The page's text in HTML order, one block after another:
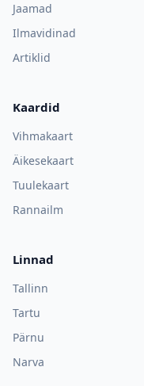
Jaamad
Ilmavidinad
Artiklid
Kaardid
Vihmakaart
Äikesekaart
Tuulekaart
Rannailm
Linnad
Tallinn
Tartu
Pärnu
Narva